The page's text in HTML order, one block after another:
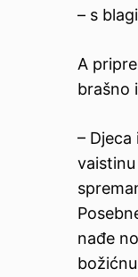
– s
A
brašno
–
nađe